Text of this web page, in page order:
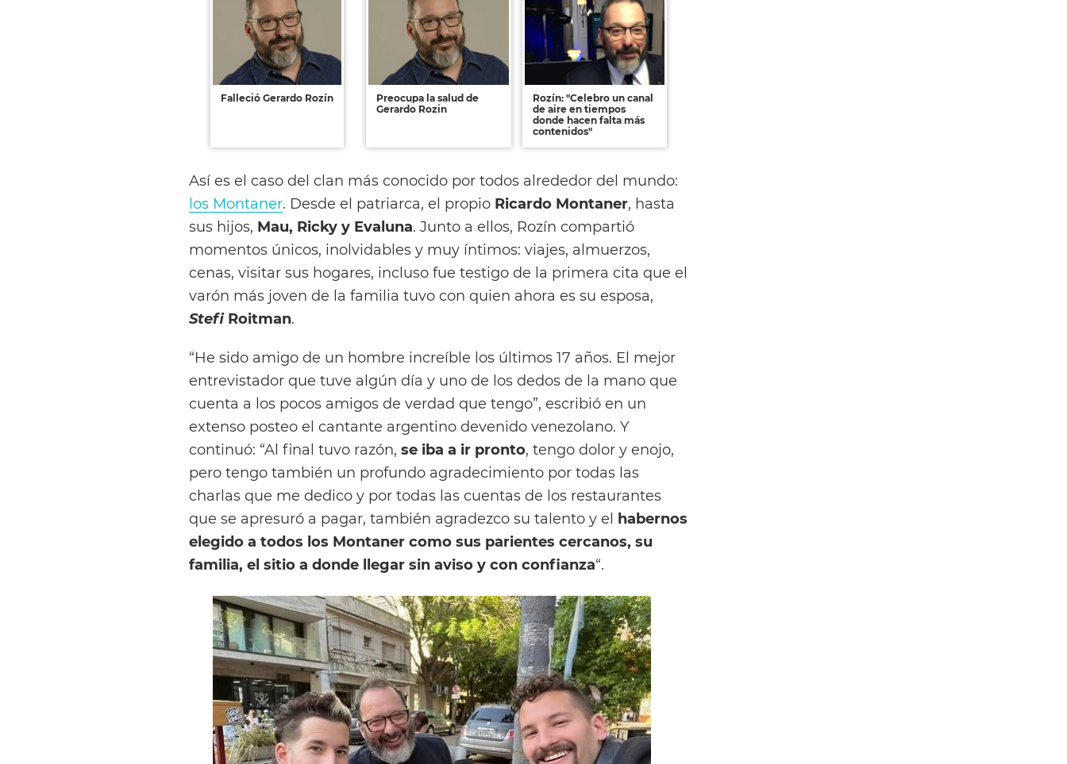
Falleció Gerardo Rozín
Preocupa la salud de
Gerardo Rozin
Rozín: "Celebro un canal
de aire en tiempos
donde hacen falta más
contenidos"
Así es el caso del clan más conocido por todos alrededor del mundo:
los Montaner. Desde el patriarca, el propio Ricardo Montaner, hasta
sus hijos, Mau, Ricky y Evaluna. Junto a ellos, Rozín compartió
momentos únicos, inolvidables y muy íntimos: viajes, almuerzos,
cenas, visitar sus hogares, incluso fue testigo de la primera cita que el
varón más joven de la familia tuvo con quien ahora es su esposa,
StefiRoitman.
“He sido amigo de un hombre increíble los últimos 17 años. El mejor
entrevistador que tuve algún día y uno de los dedos de la mano que
cuenta a los pocos amigos de verdad que tengo”, escribió en un
extenso posteo el cantante argentino devenido venezolano. Y
continuó: “Al final tuvo razón, se iba a ir pronto, tengo dolor y enojo,
pero tengo también un profundo agradecimiento por todas las
charlas que me dedico y por todas las cuentas de los restaurantes
que se apresuró a pagar, también agradezco su talento y el habernos
elegido a todos los Montaner como sus parientes cercanos, su
familia, el sitio a donde llegar sin aviso y con confianza“.